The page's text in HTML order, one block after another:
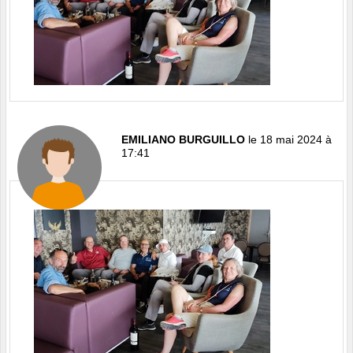
EMILIANO BURGUILLO le 18 mai 2024 à
17:41